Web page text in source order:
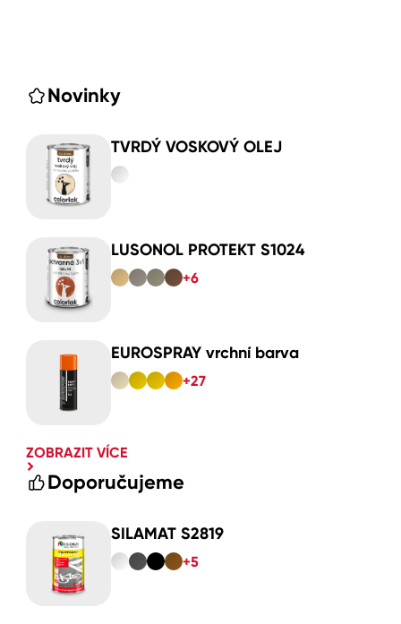
Novinky
TVRDÝ VOSKOVÝ OLEJ
LUSONOL PROTEKT S1024
+6
EUROSPRAY vrchní barva
+27
ZOBRAZIT VÍCE
Doporučujeme
SILAMAT S2819
+5